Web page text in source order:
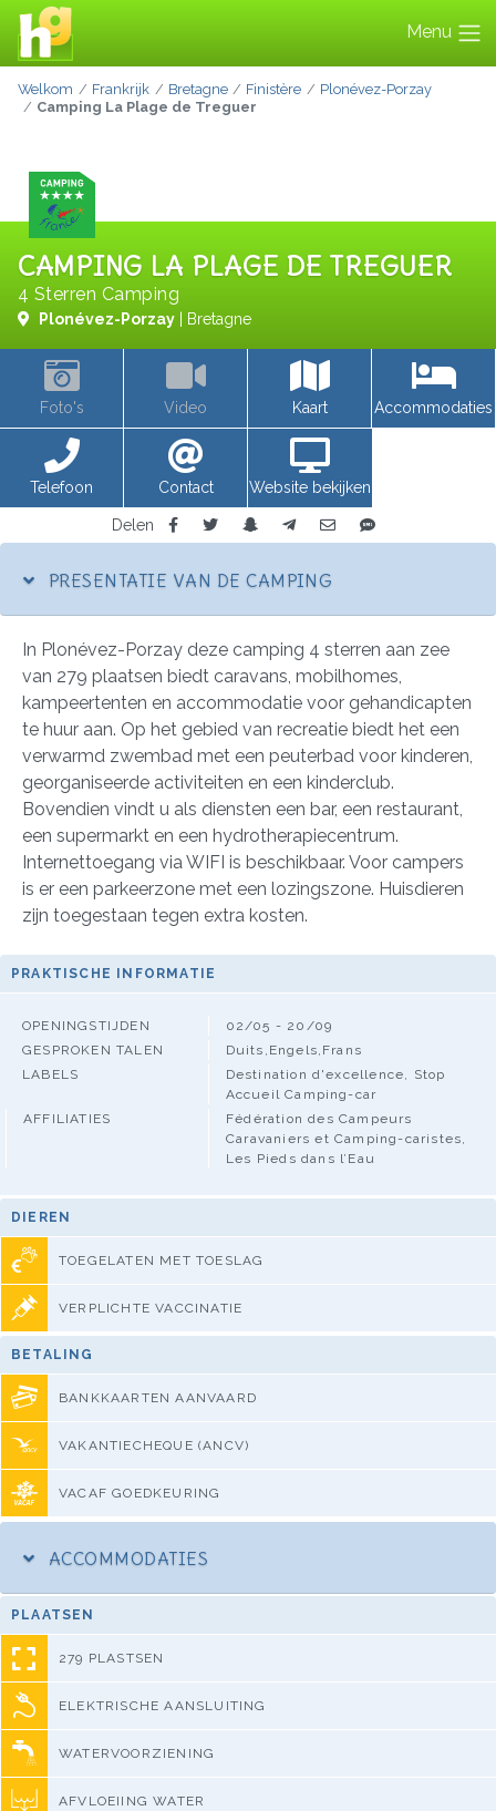
Menu
Welkom Frankrijk Bretagne Finistère
Plonévez-Porzay
Camping La Plage de Treguer
CAMPING LA PLAGE DE TREGUER
4 Sterren Camping
Plonévez-Porzay | Bretagne
Foto's Video Kaart Accommodaties
Telefoon Contact Website bekijken
Delen
PRESENTATIE VAN DE CAMPING
In Plonévez-Porzay deze camping 4 sterren aan zee
van 279 plaatsen biedt caravans, mobilhomes,
kampeertenten en accommodatie voor gehandicapten
te huur aan. Op het gebied van recreatie biedt het een
verwarmd zwembad met een peuterbad voor kinderen,
georganiseerde activiteiten en een kinderclub.
Bovendien vindt u als diensten een bar, een restaurant,
een supermarkt en een hydrotherapiecentrum.
Internettoegang via WIFI is beschikbaar. Voor campers
is er een parkeerzone met een lozingszone. Huisdieren
zijn toegestaan tegen extra kosten.
PRAKTISCHE INFORMATIE
OPENINGSTIJDEN
02/05 - 20/09
GESPROKEN TALEN
Duits,Engels,Frans
LABELS
Destination d'excellence, Stop
Accueil Camping-car
AFFILIATIES
Fédération des Campeurs
Caravaniers et Camping-caristes,
Les Pieds dans l’Eau
DIEREN
TOEGELATEN MET TOESLAG
VERPLICHTE VACCINATIE
BETALING
BANKKAARTEN AANVAARD
VAKANTIECHEQUE (ANCV)
VACAF GOEDKEURING
ACCOMMODATIES
PLAATSEN
279 PLASTSEN
ELEKTRISCHE AANSLUITING
WATERVOORZIENING
AFVLOEIING WATER